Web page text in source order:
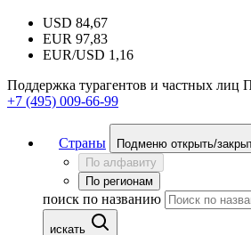
USD 84,67
EUR 97,83
EUR/USD 1,16
Поддержка турагентов и частных лиц
+7 (495) 009-66-99
Страны
Подменю открыть/
По алфавиту
По регионам
поиск по названию
искать